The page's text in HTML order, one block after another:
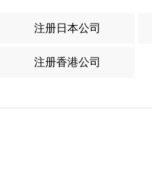
注册日本公司
注册香港公司